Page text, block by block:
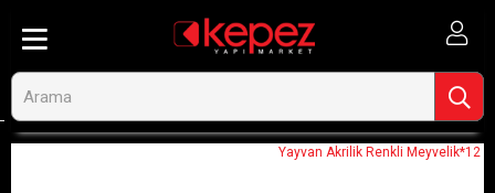
Yayvan Akrilik Renkli Meyvelik*12